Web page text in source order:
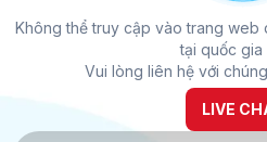
Không thể truy cập vào trang
tại quốc gia
Vui lòng liên hệ với
LIVE